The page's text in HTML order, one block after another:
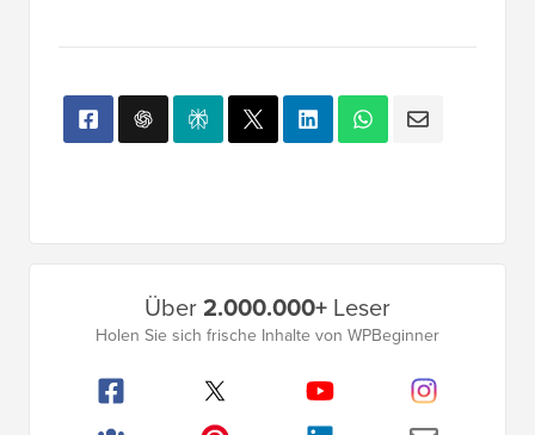
Seitenleistenmenü
Über2.000.000+ Leser
Holen Sie sich frische Inhalte von WPBeginner